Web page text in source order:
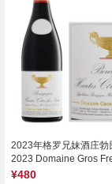
¥480